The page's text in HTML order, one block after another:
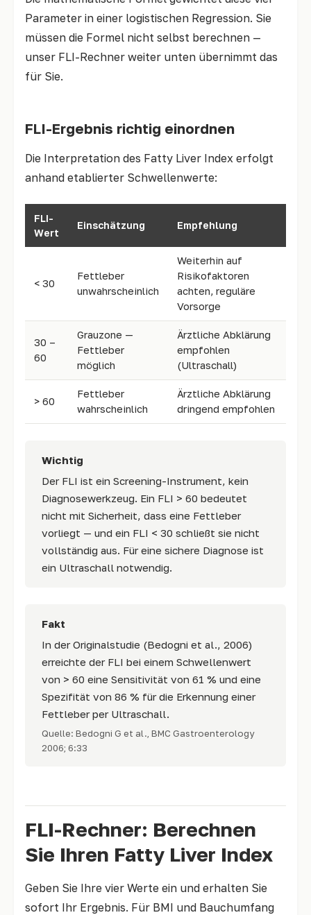
Parameter in einer logistischen Regression. Sie
müssen die Formel nicht selbst berechnen —
unser FLI-Rechner weiter unten übernimmt das
für Sie.
FLI-Ergebnis richtig einordnen
Die Interpretation des Fatty Liver Index erfolgt
anhand etablierter Schwellenwerte:
FLI-
Wert
Einschätzung Empfehlung
< 30
Fettleber
unwahrscheinlich
Weiterhin auf
Risikofaktoren
achten, reguläre
Vorsorge
30 –
60
Grauzone —
Fettleber
möglich
Ärztliche Abklärung
empfohlen
(Ultraschall)
> 60
Fettleber
wahrscheinlich
Ärztliche Abklärung
dringend empfohlen
Wichtig
Der FLI ist ein Screening-Instrument, kein
Diagnosewerkzeug. Ein FLI > 60 bedeutet
nicht mit Sicherheit, dass eine Fettleber
vorliegt — und ein FLI < 30 schließt sie nicht
vollständig aus. Für eine sichere Diagnose ist
ein Ultraschall notwendig.
Fakt
In der Originalstudie (Bedogni et al., 2006)
erreichte der FLI bei einem Schwellenwert
von > 60 eine Sensitivität von 61 % und eine
Spezifität von 86 % für die Erkennung einer
Fettleber per Ultraschall.
Quelle: Bedogni G et al., BMC Gastroenterology
2006; 6:33
FLI-Rechner: Berechnen
Sie Ihren Fatty Liver Index
Geben Sie Ihre vier Werte ein und erhalten Sie
sofort Ihr Ergebnis. Für BMI und Bauchumfang